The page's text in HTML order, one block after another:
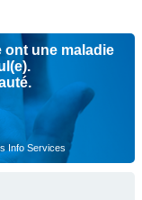
ont une maladie
Info Services